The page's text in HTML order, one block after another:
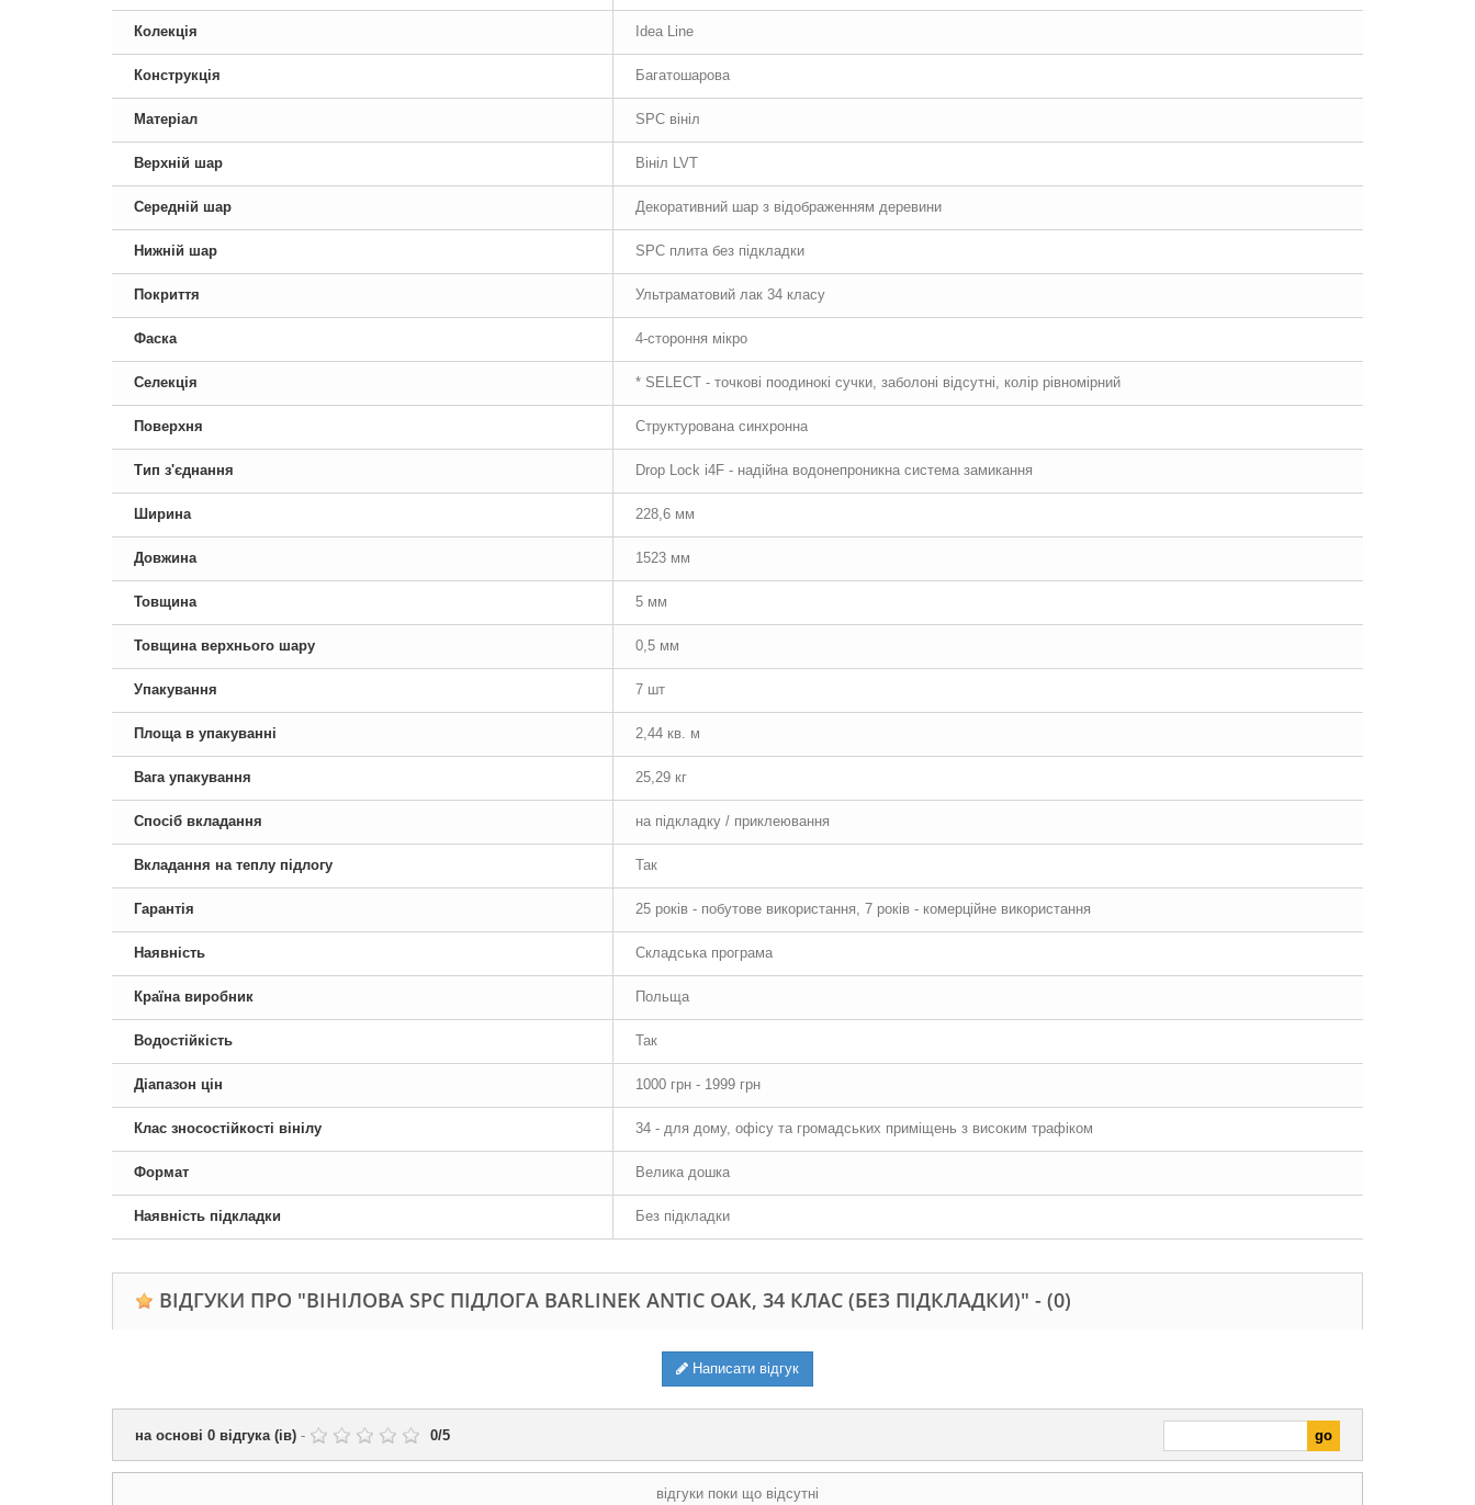
Колекція Idea Line
Конструкція Багатошарова
Матеріал SPC вініл
Верхній шар Вініл LVT
Середній шар Декоративний шар з відображенням деревини
Нижній шар SPC плита без підкладки
Покриття Ультраматовий лак 34 класу
Фаска 4-стороння мікро
Селекція * SELECT - точкові поодинокі сучки, заболоні відсутні, колір рівномірний
Поверхня Структурована синхронна
Тип з'єднання Drop Lock i4F - надійна водонепроникна система замикання
Ширина 228,6 мм
Довжина 1523 мм
Товщина 5 мм
Товщина верхнього шару 0,5 мм
Упакування 7 шт
Площа в упакуванні 2,44 кв. м
Вага упакування 25,29 кг
Спосіб вкладання на підкладку / приклеювання
Вкладання на теплу підлогу Так
Гарантія 25 років - побутове використання, 7 років - комерційне використання
Наявність Складська програма
Країна виробник Польща
Водостійкість Так
Діапазон цін 1000 грн - 1999 грн
Клас зносостійкості вінілу 34 - для дому, офісу та громадських приміщень з високим трафіком
Формат Велика дошка
Наявність підкладки Без підкладки
ВІДГУКИ ПРО "ВІНІЛОВА SPC ПІДЛОГА BARLINEK ANTIC OAK, 34 КЛАС (БЕЗ ПІДКЛАДКИ)" - (0)
Написати відгук
на основі 0 відгука (ів) - 0/5
відгуки поки що відсутні